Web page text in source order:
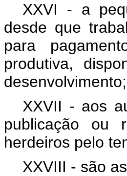
XXVI - a
desde que
para
produtiva,
desenvolvimento;
XXVII - aos
publicação ou
herdeiros pelo
XXVIII - são